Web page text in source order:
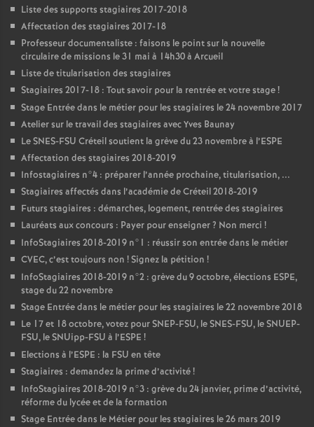
Liste des supports stagiaires 2017-2018
Affectation des stagiaires 2017-18
Professeur documentaliste : faisons le point sur la nouvelle
circulaire de missions le 31 mai à 14h30 à Arcueil
Liste de titularisation des stagiaires
Stagiaires 2017-18 : Tout savoir pour la rentrée et votre stage!
Stage Entrée dans le métier pour les stagiaires le 24 novembre 2017
Atelier sur le travail des stagiaires avec Yves Baunay
LeSNES-FSU Créteil soutient la grève du 23 novembre à l’ESPE
Affectation des stagiaires 2018-2019
Infostagiaires n°4 : préparer l’année prochaine, titularisation, ...
Stagiaires affectés dans l’académie de Créteil 2018-2019
Futurs stagiaires : démarches, logement, rentrée des stagiaires
Lauréats aux concours : Payer pour enseigner? Non merci !
InfoStagiaires 2018-2019 n°1 : réussir son entrée dans le métier
CVEC, c’est toujours non ! Signez la pétition !
InfoStagiaires 2018-2019 n°2 : grève du 9 octobre, élections ESPE,
stage du 22 novembre
Stage Entrée dans le métier pour les stagiaires le 22 novembre 2018
Le 17 et 18 octobre, votez pourSNEP-FSU, leSNES-FSU, leSNUEP-
FSU, le SNUipp-FSU à l’ESPE !
Elections à l’ESPE : la FSU en tête
Stagiaires : demandez la prime d’activité!
InfoStagiaires 2018-2019 n°3 : grève du 24 janvier, prime d’activité,
réforme du lycée et de la formation
Stage Entrée dans le Métier pour les stagiaires le 26 mars 2019